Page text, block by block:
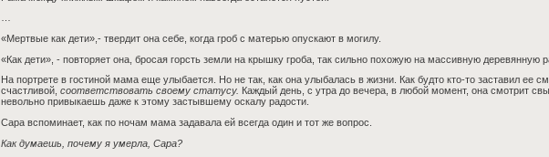
…
«Мертвые как дети»,- твердит она себе, когда гроб с матерью опускают в могилу.
«Как дети», - повторяет она, бросая горсть земли на крышку гроба, так сильно похожую на массивную деревянную
На портрете в гостиной мама еще улыбается. Но не так, как она улыбалась в жизни. Как будто кто-то заставил ее
счастливой, соответствовать своему статусу. Каждый день, с утра до вечера, в любой момент, она смотрит
невольно привыкаешь даже к этому застывшему оскалу радости.
Сара вспоминает, как по ночам мама задавала ей всегда один и тот же вопрос.
Как думаешь, почему я умерла, Сара?